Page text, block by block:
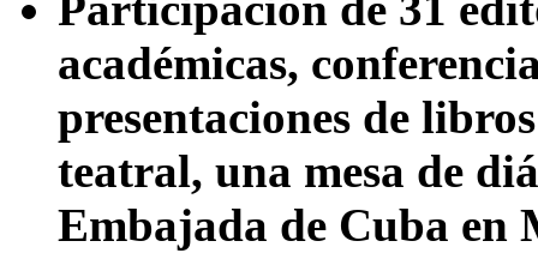
académicas,
presentaciones de
teatral, una mesa de
Embajada de Cuba en